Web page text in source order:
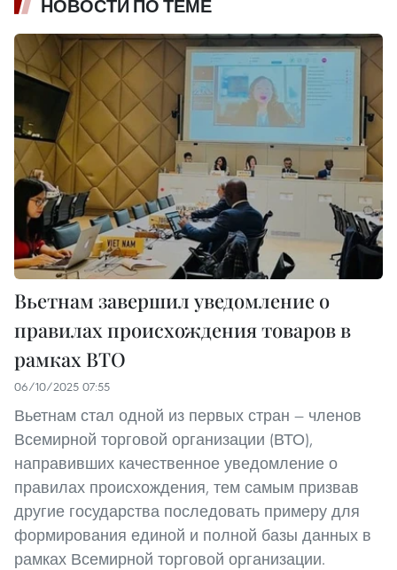
НОВОСТИ ПО ТЕМЕ
Вьетнам завершил уведомление о
правилах происхождения товаров в
рамках ВТО
06/10/2025 07:55
Вьетнам стал одной из первых стран — членов
Всемирной торговой организации (ВТО),
направивших качественное уведомление о
правилах происхождения, тем самым призвав
другие государства последовать примеру для
формирования единой и полной базы данных в
рамках Всемирной торговой организации.